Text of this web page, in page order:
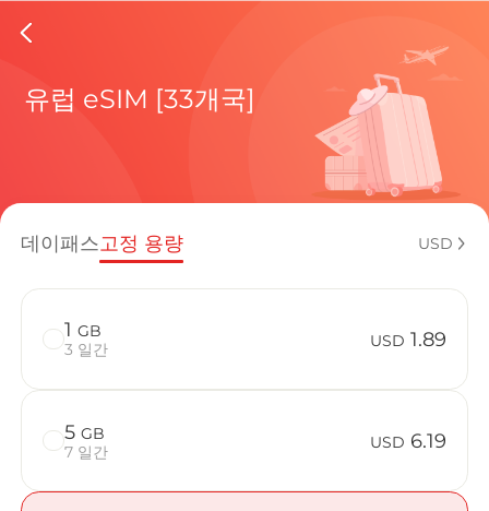
Croatia
현재 목적
eSIM을 즐
Croatia에
유럽 eSIM [33개국]
데이패스고정 용량 USD
1 GB
3 일간
USD 1.89
5 GB
7 일간
USD 6.19